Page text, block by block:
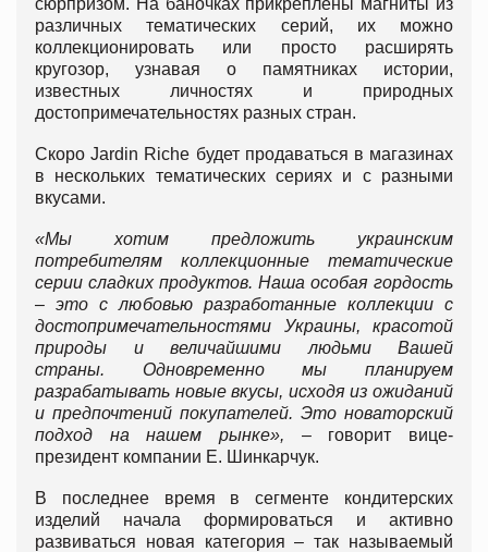
различных тематических серий, их можно
коллекционировать или просто расширять
кругозор, узнавая о памятниках истории,
известных личностях и природных
достопримечательностях разных стран.
Скоро Jardin Riche будет продаваться в магазинах
в нескольких тематических сериях и с разными
вкусами.
«Мы хотим предложить украинским
потребителям коллекционные тематические
серии сладких продуктов. Наша особая гордость
– это с любовью разработанные коллекции с
достопримечательностями Украины, красотой
природы и величайшими людьми Вашей
страны. Одновременно мы планируем
разрабатывать новые вкусы, исходя из ожиданий
и предпочтений покупателей. Это новаторский
подход на нашем рынке», – говорит вице-
президент компании Е. Шинкарчук.
В последнее время в сегменте кондитерских
изделий начала формироваться и активно
развиваться новая категория – так называемый